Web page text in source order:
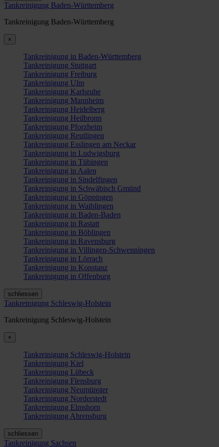
Tankreinigung Baden-Württemberg
Tankreinigung Baden-Württemberg
×
Tankreinigung in Baden-Württemberg
Tankreinigung Stuttgart
Tankreinigung Freiburg
Tankreinigung Ulm
Tankreinigung Karlsruhe
Tankreinigung Mannheim
Tankreinigung Heidelberg
Tankreinigung Heilbronn
Tankreinigung Pforzheim
Tankreinigung Reutlingen
Tankreinigung Esslingen am Neckar
Tankreinigung in Ludwigsburg
Tankreinigung in Tübingen
Tankreinigung in Aalen
Tankreinigung in Sindelfingen
Tankreinigung in Schwäbisch Gmünd
Tankreinigung in Göppingen
Tankreinigung in Waiblingen
Tankreinigung in Baden-Baden
Tankreinigung in Rastatt
Tankreinigung in Böblingen
Tankreinigung in Ravensburg
Tankreinigung in Villingen-Schwenningen
Tankreinigung in Lörrach
Tankreinigung in Konstanz
Tankreinigung in Offenburg
schliessen
Tankreinigung Schleswig-Holstein
Tankreinigung Schleswig-Holstein
×
Tankreinigung Schleswig-Holstein
Tankreinigung Kiel
Tankreinigung Lübeck
Tankreinigung Flensburg
Tankreinigung Neumünster
Tankreinigung Norderstedt
Tankreinigung Elmshorn
Tankreinigung Ahrensburg
schliessen
Tankreinigung Sachsen